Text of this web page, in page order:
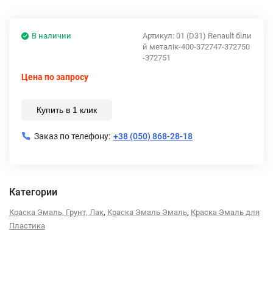
Артикул: 01 (D31) Renault біли
й металік-400-372747-372750
-372751
В наличии
Цена по запросу
Купить в 1 клик
Заказ по телефону: +38 (050) 868-28-18
Категории
Краска Эмаль, Грунт, Лак, Краска Эмаль Эмаль, Краска Эмаль для
Пластика